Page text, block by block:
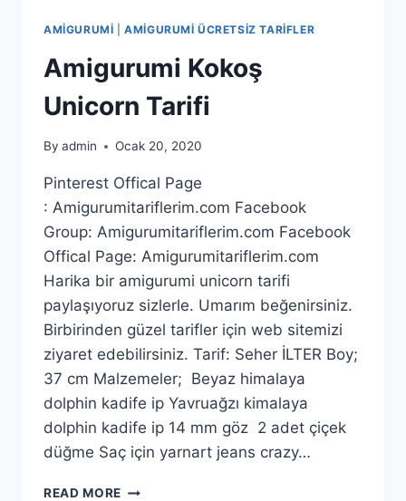
AMIGURUMI |AMIGURUMI ÜCRETSIZ TARIFLER
Amigurumi Kokoş
Unicorn Tarifi
By admin Ocak 20, 2020
Pinterest Offical Page
: Amigurumitariflerim.com Facebook
Group: Amigurumitariflerim.com Facebook
Offical Page: Amigurumitariflerim.com
Harika bir amigurumi unicorn tarifi
paylaşıyoruz sizlerle. Umarım beğenirsiniz.
Birbirinden güzel tarifler için web sitemizi
ziyaret edebilirsiniz. Tarif: Seher İLTER Boy;
37 cm Malzemeler; Beyaz himalaya
dolphin kadife ip Yavruağzı kimalaya
dolphin kadife ip 14 mm göz 2 adet çiçek
düğme Saç için yarnart jeans crazy…
READ MORE AMIGURUMI